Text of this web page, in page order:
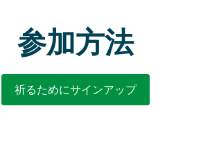
参加方法
祈るためにサインアップ